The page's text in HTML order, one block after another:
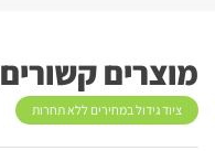
מוצרים קשורים
ציוד גידול במחירים ללא תחרות